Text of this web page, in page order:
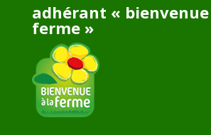
adhérant «
ferme »